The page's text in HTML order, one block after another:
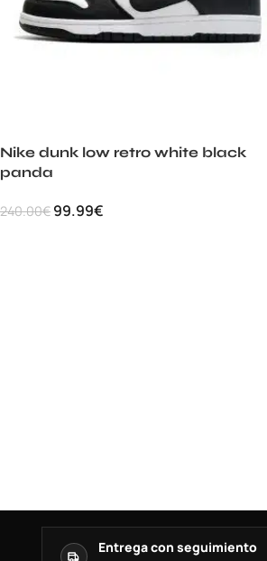
Nike dunk low retro white black
panda
240.00€ 99.99€
Entrega con seguimiento